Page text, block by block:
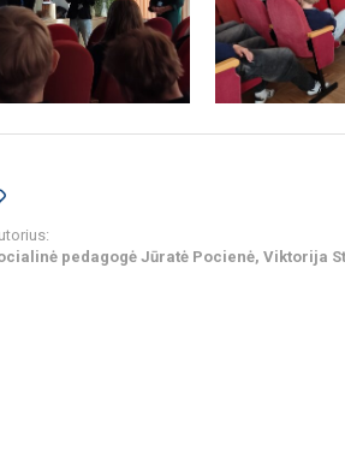
pedagogė Jūratė Pocienė, Viktorija